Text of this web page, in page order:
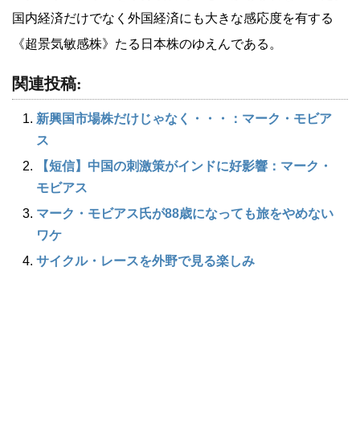
国内経済だけでなく外国経済にも大きな感応度を有する
《超景気敏感株》たる日本株のゆえんである。
関連投稿:
新興国市場株だけじゃなく・・・：マーク・モビア
ス
【短信】中国の刺激策がインドに好影響：マーク・
モビアス
マーク・モビアス氏が88歳になっても旅をやめない
ワケ
サイクル・レースを外野で見る楽しみ